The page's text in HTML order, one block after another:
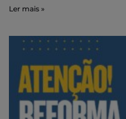
Ler mais »